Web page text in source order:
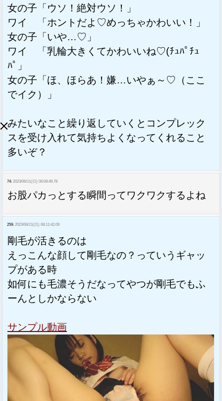
女の子「ウソ！絶対ウソ！」
ワイ 「ホントだよ♡めっちゃかわいい！」
女の子「いや…♡」
ワイ 「乳輪大きくてかわいいね♡(ﾁｭﾊﾟﾁｭ
ﾊﾟ」
女の子「ほ、ほらあ！嫌…いやぁ～♡（ここ
でイク）」
みたいなこと繰り返していくとコンプレック
スを受け入れて気持ちよくなってくれること
多いぞ？
74: 2023/06/11(日) 06:09:49.78
お股パカっとする瞬間ってワクワクするよね
259: 2023/06/11(日) 08:11:42.09
剛毛が活きるのは
えっこんな顔して剛毛なの？っていうギャッ
プがある時
如何にも毛濃そうだなってやつが剛毛でもふ
ーんとしかならない
サンプル動画
Sponsored Link